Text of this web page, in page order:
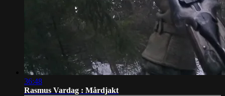
36:48
Rasmus Vardag : Mårdjakt